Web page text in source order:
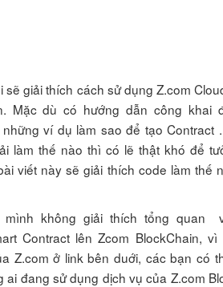
sẽ giải thích cách sử dụng Z.com
Mặc dù có hướng dẫn công khai
ví dụ làm sao để tạo Contract
làm thế nào thì có lẽ thật khó để
viết này sẽ giải thích code làm thế
mình không giải thích tổng quan
Contract lên Zcom BlockChain,
Z.com ở link bên duới, các bạn có
ai đang sử dụng dịch vụ của Z.com